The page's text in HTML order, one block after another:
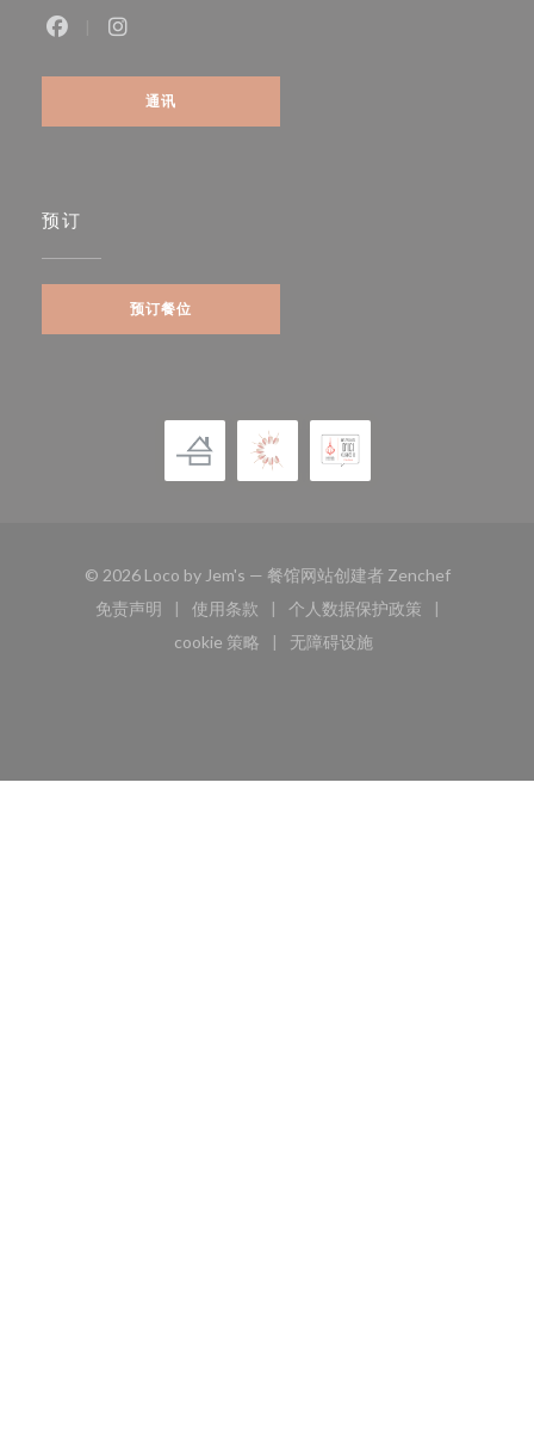
通讯
预订
预订餐位
© 2026 Loco by Jem's — 餐馆网站创建者 Zenchef((在新窗口
免责声明
((在新窗口中打开))
使用条款
((在新窗口中打开))
个人数据保护政策
((在新窗口中打开))
cookie 策略
((在新窗口中打开))
无障碍设施
((在新窗口中打开))